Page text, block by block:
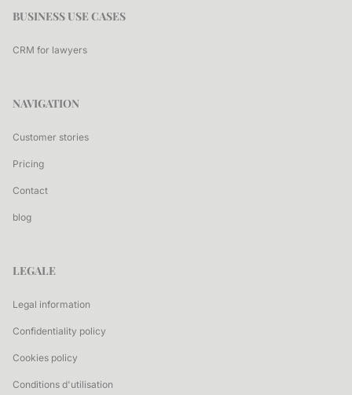
BUSINESS USE CASES
CRM for lawyers
NAVIGATION
Customer stories
Pricing
Contact
blog
LEGALE
Legal information
Confidentiality policy
Cookies policy
Conditions d'utilisation